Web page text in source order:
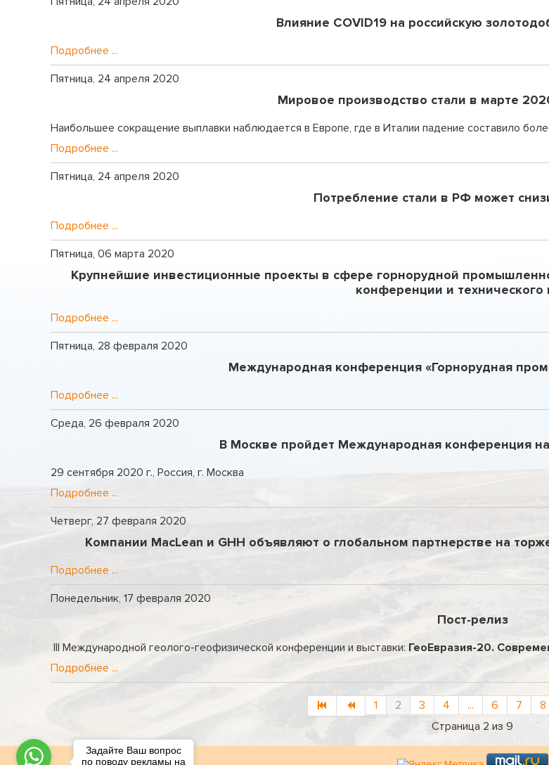
Влияние COVID19 на российскую
Подробнее ...
Пятница, 24 апреля 2020
Мировое производство стали в марте
Наибольшее сокращение выплавки наблюдается в Европе, где в Италии падение составило
Подробнее ...
Пятница, 24 апреля 2020
Потребление стали в РФ может
Подробнее ...
Пятница, 06 марта 2020
Крупнейшие инвестиционные проекты в сфере горнорудной
конференции и технического
Подробнее ...
Пятница, 28 февраля 2020
Международная конференция «Горнорудная
Подробнее ...
Среда, 26 февраля 2020
В Москве пройдет Международная конференция на
29 сентября 2020 г., Россия, г. Москва
Подробнее ...
Четверг, 27 февраля 2020
Компании MacLean и GHH объявляют о глобальном партнерстве на
Подробнее ...
Понедельник, 17 февраля 2020
Пост-релиз
III Международной геолого-геофизической конференции и выставки: ГеоЕвразия-20.
Подробнее ...
1 2 3 4 ... 6 7 8
Страница 2 из 9
Задайте Ваш вопрос
по поводу рекламы на